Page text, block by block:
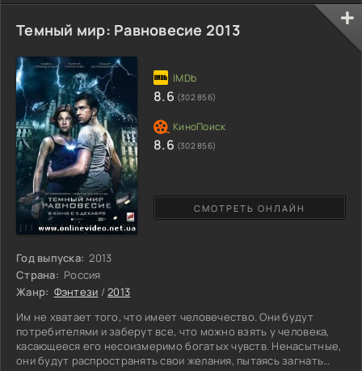
непреодолимым препятствием для осуществления своей
мечты. Что для них деньги? Важнее всего стать снова
молодым и интересным и начать все сначала, где можно
Они желают стать хозяевами судьбы. Каждый из них
Темный мир: Равновесие 2013
Год выпуска: 2013
Страна: Россия
Жанр: Фэнтези /2013
Им не хватает того, что имеет человечество. Они будут
потребителями и заберут все, что можно взять у человека,
касающееся его несоизмеримо богатых чувств. Ненасытные,
они будут распространять свои желания, пытаясь загнать
СМОТРЕТЬ ОНЛАЙН
8.6 (302 856)
8.6 (302 856)